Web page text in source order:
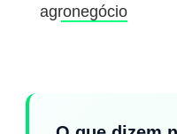
agronegócio